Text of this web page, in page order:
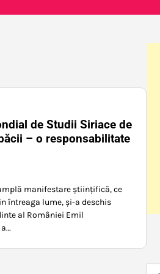
de Studii Siriace de
– o responsabilitate
manifestare ştiinţifică, ce
întreaga lume, şi-a deschis
al României Emil